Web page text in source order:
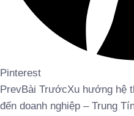
Pinterest
PrevBài TrướcXu hướng hệ
đến doanh nghiệp – Trung